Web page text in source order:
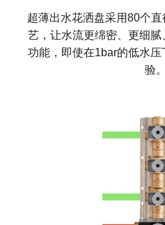
超薄出水花洒盘采用80个
艺，让水流更绵密、更细
功能，即使在1bar的低水
验。